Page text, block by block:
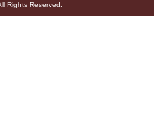
Rights Reserved.